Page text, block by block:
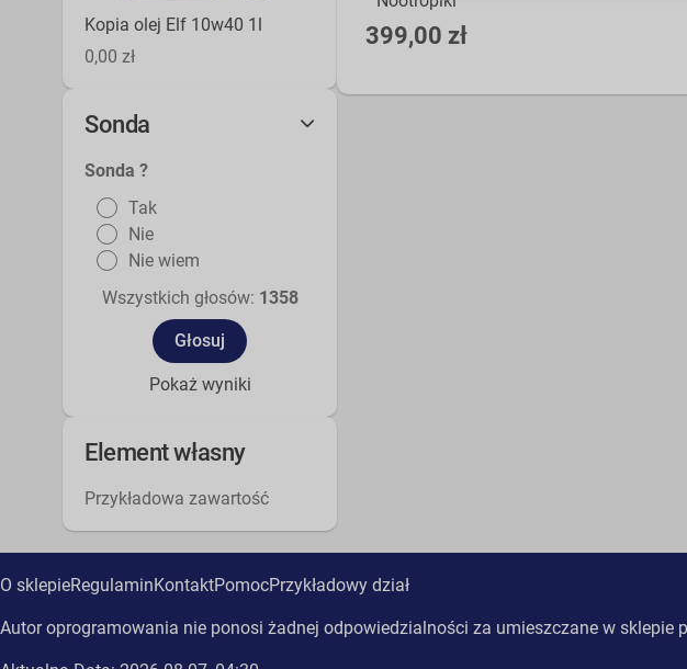
Kopia olej Elf 10w40 1l
0,00 zł
Sonda
Sonda ?
Tak
Nie
Nie wiem
Wszystkich głosów: 1358
Pokaż wyniki
Element własny
Przykładowa zawartość
399,00 zł
O sklepieRegulaminKontaktPomocPrzykładowy dział
Autor oprogramowania nie ponosi żadnej odpowiedzialności za umieszczane w sklepie